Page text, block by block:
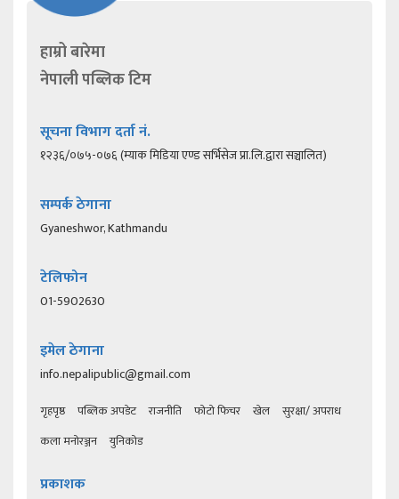
हाम्रो बारेमा
नेपाली पब्लिक टिम
सूचना विभाग दर्ता नं.
१२३६/०७५-०७६ (म्याक मिडिया एण्ड सर्भिसेज प्रा.लि.द्वारा सञ्चालित)
सम्पर्क ठेगाना
Gyaneshwor, Kathmandu
टेलिफोन
01-5902630
इमेल ठेगाना
info.nepalipublic@gmail.com
गृहपृष्ठ पब्लिक अपडेट राजनीति फोटो फिचर खेल
सुरक्षा/ अपराध
कला मनोरञ्जन
युनिकोड
प्रकाशक